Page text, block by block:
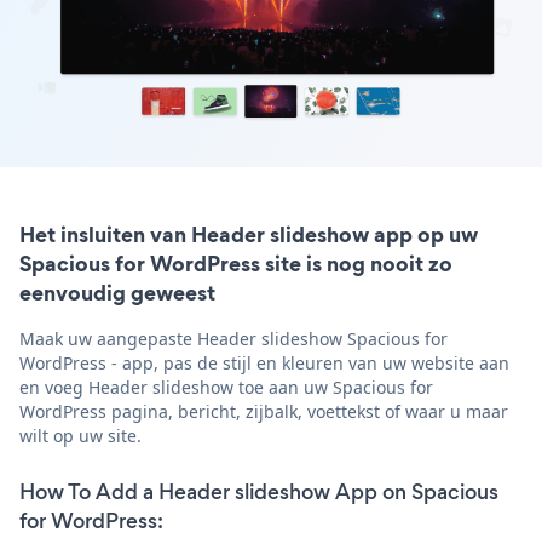
Het insluiten van Header slideshow app op uw
Spacious for WordPress site is nog nooit zo
eenvoudig geweest
Maak uw aangepaste Header slideshow Spacious for
WordPress - app, pas de stijl en kleuren van uw website aan
en voeg Header slideshow toe aan uw Spacious for
WordPress pagina, bericht, zijbalk, voettekst of waar u maar
wilt op uw site.
How To Add a Header slideshow App on Spacious
for WordPress: